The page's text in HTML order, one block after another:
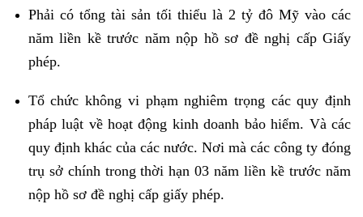
Phải có tổng tài sản tối thiểu là 2 tỷ đô Mỹ vào các
năm liền kề trước năm nộp hồ sơ đề nghị cấp Giấy
phép.
Tổ chức không vi phạm nghiêm trọng các quy định
pháp luật về hoạt động kinh doanh bảo hiểm. Và các
quy định khác của các nước. Nơi mà các công ty đóng
trụ sở chính trong thời hạn 03 năm liền kề trước năm
nộp hồ sơ đề nghị cấp giấy phép.